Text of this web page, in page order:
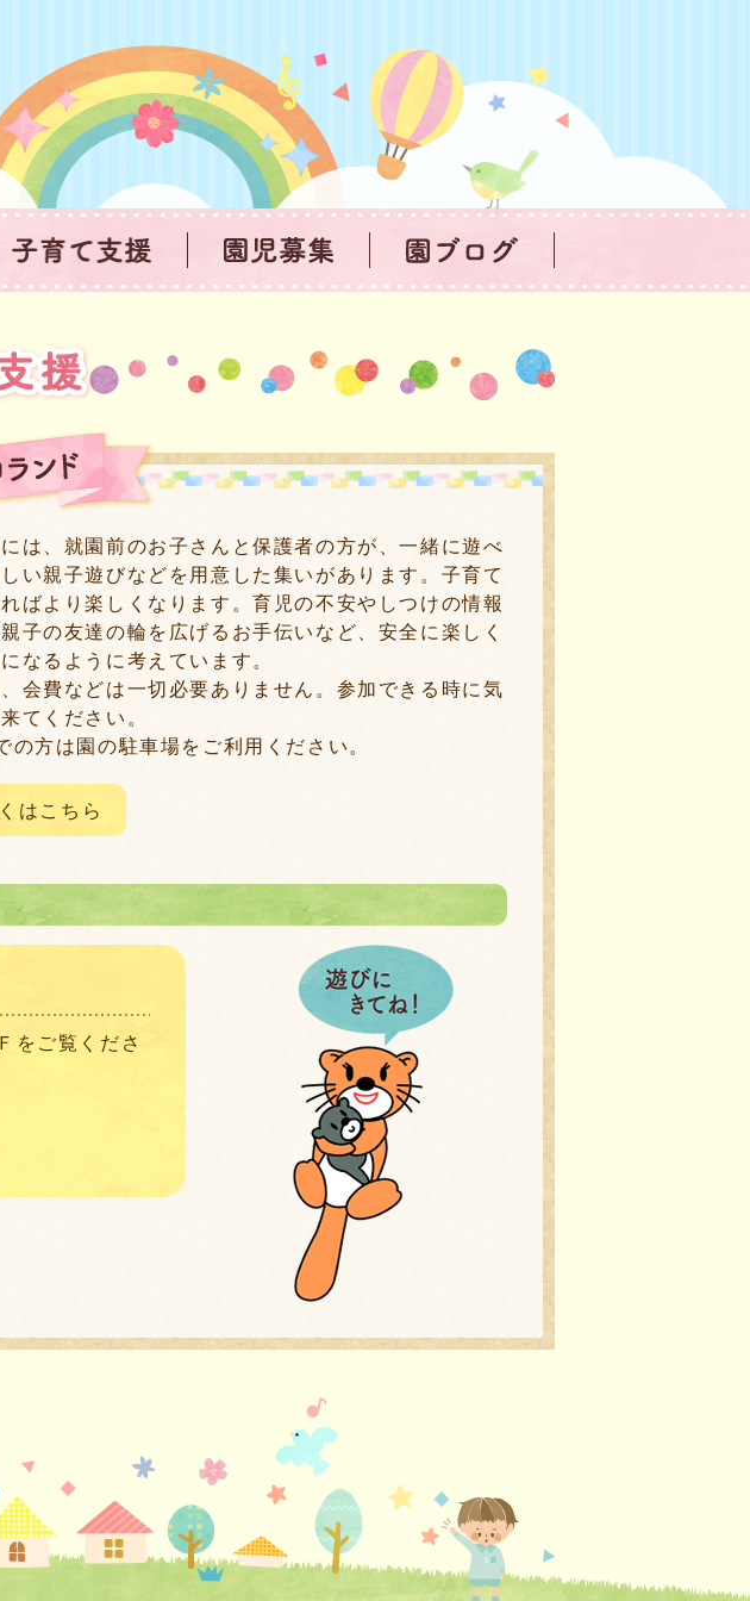
は、就園前のお子さんと保護者の方が、一緒に遊べ
い親子遊びなどを用意した集いがあります。子育て
ばより楽しくなります。育児の不安やしつけの情報
子の友達の輪を広げるお手伝いなど、安全に楽しく
なるように考えています。
会費などは一切必要ありません。参加できる時に気
てください。
の方は園の駐車場をご利用ください。
はこちら
をご覧くださ